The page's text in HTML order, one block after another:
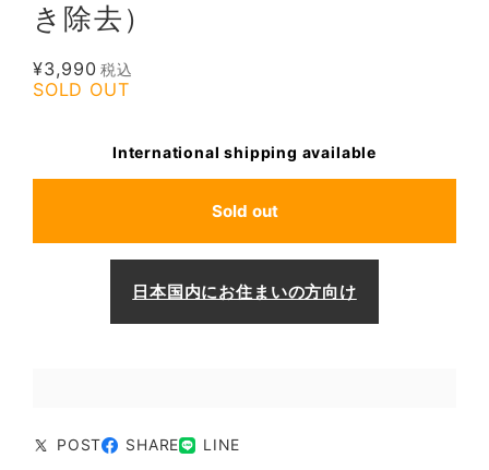
き除去）
¥3,990 税込
SOLD OUT
International shipping available
Sold out
日本国内にお住まいの方向け
POST SHARE LINE